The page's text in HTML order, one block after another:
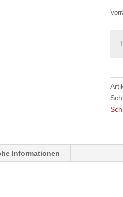
NEO
Informationen